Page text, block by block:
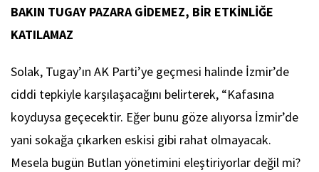
BAKIN TUGAY PAZARA GİDEMEZ, BİR ETKİNLİĞE
KATILAMAZ
Solak, Tugay’ın AK Parti’ye geçmesi halinde İzmir’de
ciddi tepkiyle karşılaşacağını belirterek, “Kafasına
koyduysa geçecektir. Eğer bunu göze alıyorsa İzmir’de
yani sokağa çıkarken eskisi gibi rahat olmayacak.
Mesela bugün Butlan yönetimini eleştiriyorlar değil mi?